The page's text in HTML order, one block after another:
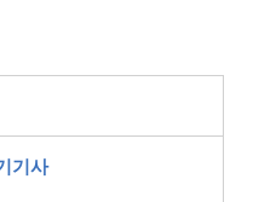
기사